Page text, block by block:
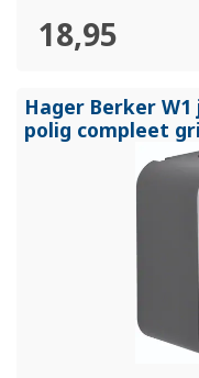
18,95
Hager Berker
polig compleet